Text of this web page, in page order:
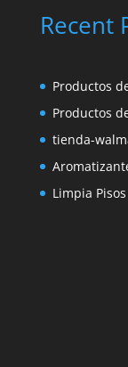
Recent
Productos
Productos
tienda-
Limpia